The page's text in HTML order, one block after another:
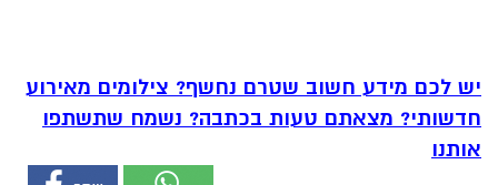
יש לכם מידע חשוב שטרם נחשף? צילומים מאירוע
חדשותי? מצאתם טעות בכתבה? נשמח שתשתפו
אותנו